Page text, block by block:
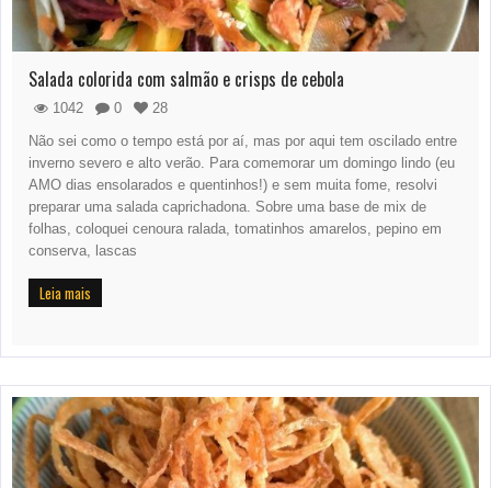
Salada colorida com salmão e crisps de cebola
1042 0
28
Não sei como o tempo está por aí, mas por aqui tem oscilado entre
inverno severo e alto verão. Para comemorar um domingo lindo (eu
AMO dias ensolarados e quentinhos!) e sem muita fome, resolvi
preparar uma salada caprichadona. Sobre uma base de mix de
folhas, coloquei cenoura ralada, tomatinhos amarelos, pepino em
conserva, lascas
Leia mais